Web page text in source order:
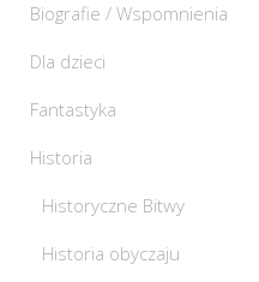
Biografie / Wspomnienia
Dla dzieci
Fantastyka
Historia
Historyczne Bitwy
Historia obyczaju